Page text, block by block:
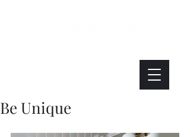
Be Unique